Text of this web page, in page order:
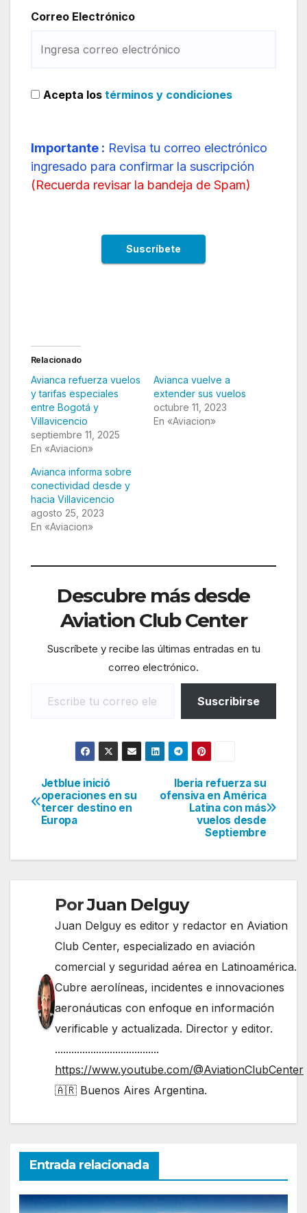
Correo Electrónico
Acepta los términos y condiciones
Importante : Revisa tu correo electrónico
ingresado para confirmar la suscripción
(Recuerda revisar la bandeja de Spam)
Relacionado
Avianca refuerza vuelos
y tarifas especiales
entre Bogotá y
Villavicencio
septiembre 11, 2025
En «Aviacion»
Avianca vuelve a
extender sus vuelos
octubre 11, 2023
En «Aviacion»
Avianca informa sobre
conectividad desde y
hacia Villavicencio
agosto 25, 2023
En «Aviacion»
Descubre más desde
Aviation Club Center
Suscríbete y recibe las últimas entradas en tu
correo electrónico.
Suscribirse
Navegación
de
Iberia refuerza su
ofensiva en América
Latina con más
vuelos desde
Septiembre
Jetblue inició
operaciones en su
tercer destino en
Europa
PorJuan Delguy
Juan Delguy es editor y redactor en Aviation
Club Center, especializado en aviación
comercial y seguridad aérea en Latinoamérica.
Cubre aerolíneas, incidentes e innovaciones
aeronáuticas con enfoque en información
verificable y actualizada. Director y editor.
......................................
https://www.youtube.com/@AviationClubCenter
🇦🇷 Buenos Aires Argentina.
Entrada relacionada